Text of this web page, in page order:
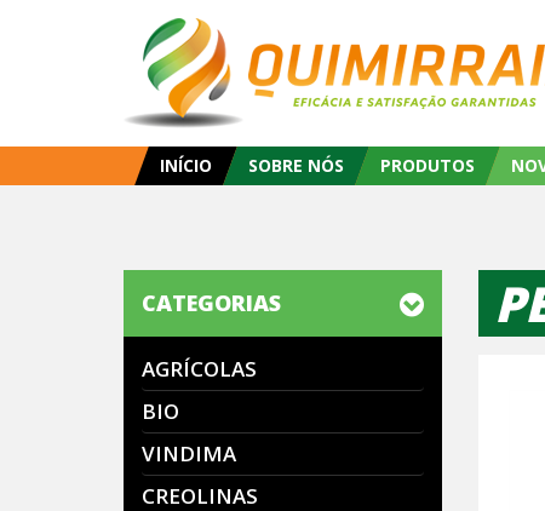
INÍCIO SOBRE NÓS PRODUTOS
CATEGORIAS
AGRÍCOLAS
BIO
VINDIMA
CREOLINAS